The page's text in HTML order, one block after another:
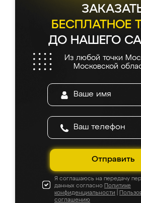
БЕСПЛАТНОЕ
ДО НАШЕГО
Из любой точки
Московской
Отправить
Я соглашаюсь на передачу
данных согласно Политике
конфиденциальности
соглашению